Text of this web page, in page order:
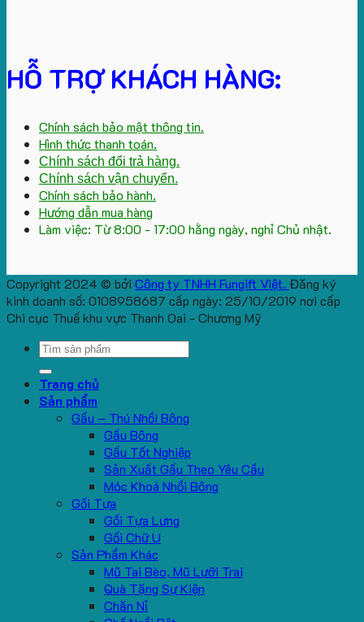
HỖ TRỢ KHÁCH HÀNG:
Chính sách bảo mật thông tin.
Hình thức thanh toán.
Chính sách đổi trả hàng.
Chính sách vận chuyển.
Chính sách bảo hành.
Hướng dẫn mua hàng
Làm việc: Từ 8:00 - 17:00 hằng ngày, nghỉ Chủ nhật.
Copyright 2024 © bởi Công ty TNHH Fungift Việt. Đăng ký
kinh doanh số: 0108958687 cấp ngày: 25/10/2019 nơi cấp
Chi cục Thuế khu vực Thanh Oai - Chương Mỹ
Search
for:
Trang chủ
Sản phẩm
Gấu – Thú Nhồi Bông
Gấu Bông
Gấu Tốt Nghiệp
Sản Xuất Gấu Theo Yêu Cầu
Móc Khoá Nhồi Bông
Gối Tựa
Gối Tựa Lưng
Gối Chữ U
Sản Phẩm Khác
Mũ Tai Bèo, Mũ Lưỡi Trai
Quà Tặng Sự Kiện
Chăn Nỉ